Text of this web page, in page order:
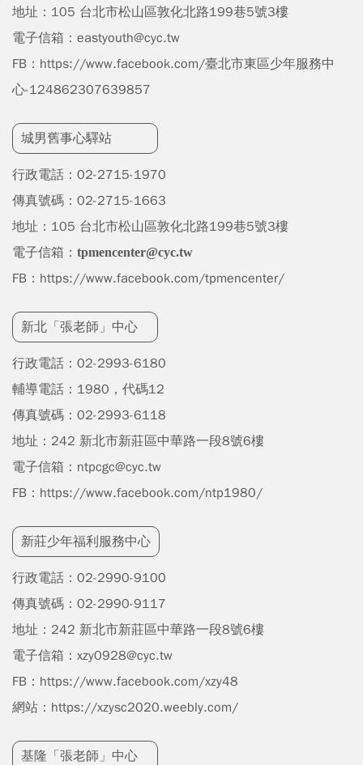
地址： 105 台北市松山區敦化北路199巷5號3樓
電子信箱： eastyouth@cyc.tw
FB： https://www.facebook.com/臺北市東區少年服務中
心-124862307639857
城男舊事心驛站
行政電話： 02-2715-1970
傳真號碼：02-2715-1663
地址：105 台北市松山區敦化北路199巷5號3樓
電子信箱： tpmencenter@cyc.tw
FB： https://www.facebook.com/tpmencenter/
新北「張老師」中心
行政電話： 02-2993-6180
輔導電話：1980，代碼12
傳真號碼：02-2993-6118
地址： 242 新北市新莊區中華路一段8號6樓
電子信箱： ntpcgc@cyc.tw
FB： https://www.facebook.com/ntp1980/
新莊少年福利服務中心
行政電話： 02-2990-9100
傳真號碼：02-2990-9117
地址： 242 新北市新莊區中華路一段8號6樓
電子信箱： xzy0928@cyc.tw
FB： https://www.facebook.com/xzy48
網站： https://xzysc2020.weebly.com/
基隆「張老師」中心